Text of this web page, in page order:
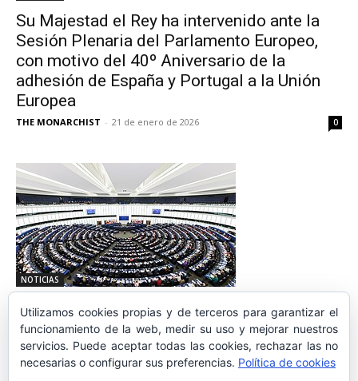
Su Majestad el Rey ha intervenido ante la
Sesión Plenaria del Parlamento Europeo,
con motivo del 40º Aniversario de la
adhesión de España y Portugal a la Unión
Europea
THE MONARCHIST - 21 de enero de 2026 0
NOTICIAS
Rechazado por una amplísima mayoría la
pretensión de incluir la autodeterminación
como un derecho
REDACCION - 27 de noviembre de 2020 0
Utilizamos cookies propias y de terceros para garantizar el
funcionamiento de la web, medir su uso y mejorar nuestros
servicios. Puede aceptar todas las cookies, rechazar las no
necesarias o configurar sus preferencias. Política de cookies